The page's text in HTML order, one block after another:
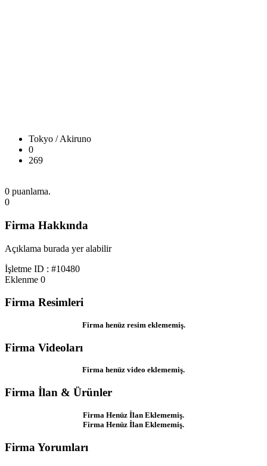
Tokyo / Akiruno
0
269
0 puanlama.
0
Firma Hakkında
Açıklama burada yer alabilir
İşletme ID : #10480
Eklenme 0
Firma Resimleri
Firma henüz resim eklememiş.
Firma Videoları
Firma henüz video eklememiş.
Firma İlan & Ürünler
Firma Henüz İlan Eklememiş.
Firma Henüz İlan Eklememiş.
Firma Yorumları